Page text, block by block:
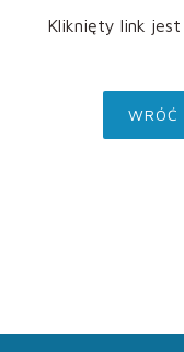
Kliknięty link jest
WRÓĆ